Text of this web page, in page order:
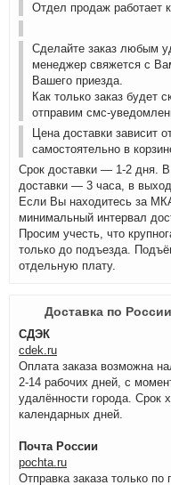
Отдел продаж работает
Сделайте заказ любым
менеджер свяжется с
Вашего приезда.
Как только заказ будет
отправим смс-
Цена доставки зависит
самостоятельно в
Срок доставки — 1-2 дня.
доставки — 3 часа, в
Если Вы находитесь за
минимальный интервал
Просим учесть, что
только до подъезда.
отдельную плату.
Доставка по России
СДЭК
cdek.ru
Оплата заказа возможна
2-14 рабочих дней, с
удалённости города. Срок
календарных дней.
Почта России
pochta.ru
Отправка заказа только